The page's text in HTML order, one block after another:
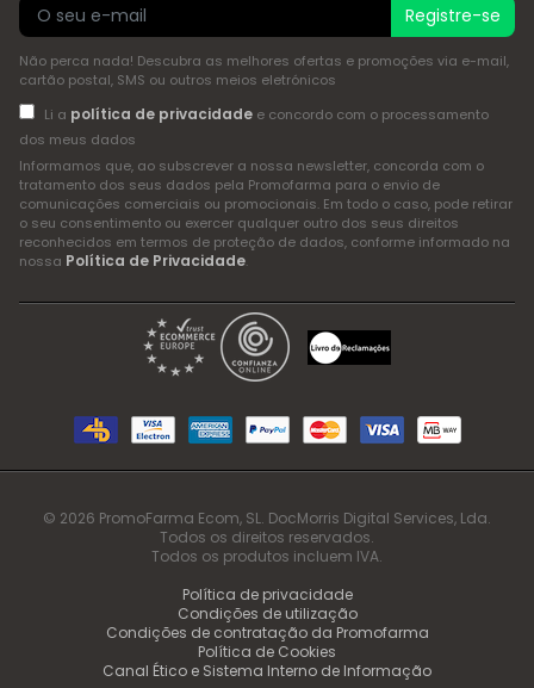
Registre-se
Não perca nada! Descubra as melhores ofertas e promoções via e-mail,
cartão postal, SMS ou outros meios eletrónicos
Li a política de privacidadee concordo com o processamento
dos meus dados
Informamos que, ao subscrever a nossa newsletter, concorda com o
tratamento dos seus dados pela Promofarma para o envio de
comunicações comerciais ou promocionais. Em todo o caso, pode retirar
o seu consentimento ou exercer qualquer outro dos seus direitos
reconhecidos em termos de proteção de dados, conforme informado na
nossa Política de Privacidade.
© 2026 PromoFarma Ecom, SL. DocMorris Digital Services, Lda.
Todos os direitos reservados.
Todos os produtos incluem IVA.
Política de privacidade
Condições de utilização
Condições de contratação da Promofarma
Política de Cookies
Canal Ético e Sistema Interno de Informação